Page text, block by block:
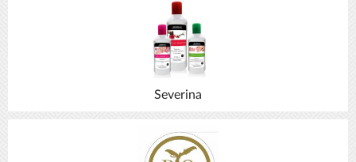
Severina